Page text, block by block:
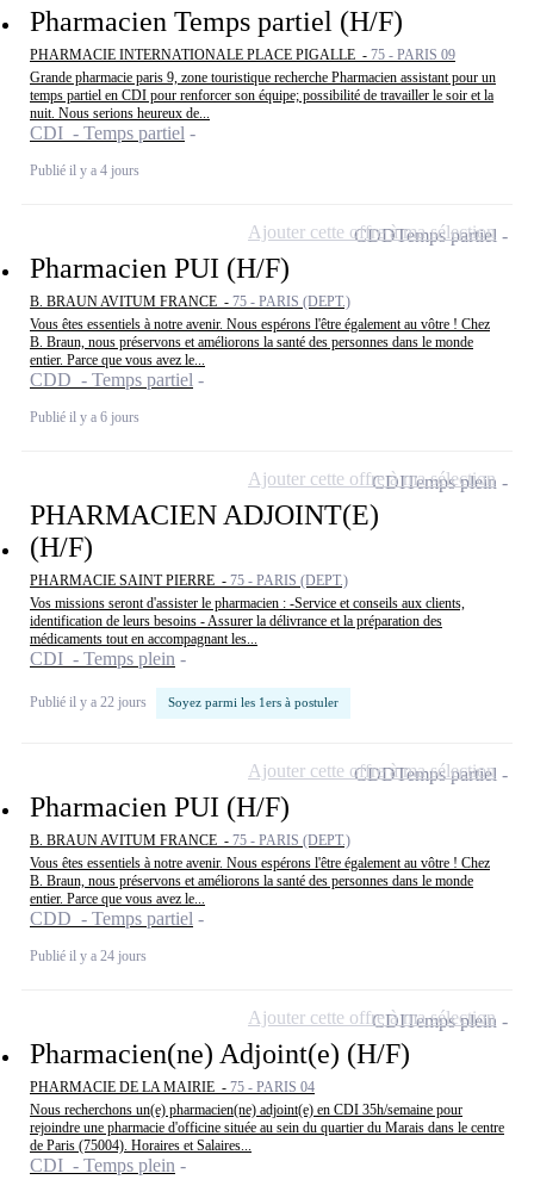
Pharmacien Temps partiel (H/F)
PHARMACIE INTERNATIONALE PLACE PIGALLE - 75 - PARIS 09
Grande pharmacie paris 9, zone touristique recherche Pharmacien assistant pour un
temps partiel en CDI pour renforcer son équipe; possibilité de travailler le soir et la
nuit. Nous serions heureux de...
CDI - Temps partiel
Publié il y a 4 jours
Pharmacien PUI (H/F)
B. BRAUN AVITUM FRANCE - 75 - PARIS (DEPT.)
Vous êtes essentiels à notre avenir. Nous espérons l'être également au vôtre ! Chez
B. Braun, nous préservons et améliorons la santé des personnes dans le monde
entier. Parce que vous avez le...
CDD - Temps partiel
Publié il y a 6 jours
CDDTemps partiel
Ajouter cette offre à ma sélection
PHARMACIEN ADJOINT(E)
(H/F)
PHARMACIE SAINT PIERRE - 75 - PARIS (DEPT.)
Vos missions seront d'assister le pharmacien : -Service et conseils aux clients,
identification de leurs besoins - Assurer la délivrance et la préparation des
médicaments tout en accompagnant les...
CDI - Temps plein
Publié il y a 22 jours Soyez parmi les 1ers à postuler
CDITemps plein
Ajouter cette offre à ma sélection
Pharmacien PUI (H/F)
B. BRAUN AVITUM FRANCE - 75 - PARIS (DEPT.)
Vous êtes essentiels à notre avenir. Nous espérons l'être également au vôtre ! Chez
B. Braun, nous préservons et améliorons la santé des personnes dans le monde
entier. Parce que vous avez le...
CDD - Temps partiel
Publié il y a 24 jours
CDDTemps partiel
Ajouter cette offre à ma sélection
Pharmacien(ne) Adjoint(e) (H/F)
PHARMACIE DE LA MAIRIE - 75 - PARIS 04
Nous recherchons un(e) pharmacien(ne) adjoint(e) en CDI 35h/semaine pour
rejoindre une pharmacie d'officine située au sein du quartier du Marais dans le centre
de Paris (75004). Horaires et Salaires...
CDI - Temps plein
CDITemps plein
Ajouter cette offre à ma sélection